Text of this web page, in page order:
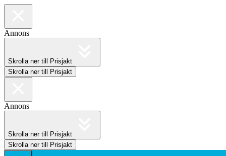
Annons
Skrolla ner till Prisjakt
Skrolla ner till Prisjakt
Annons
Skrolla ner till Prisjakt
Skrolla ner till Prisjakt